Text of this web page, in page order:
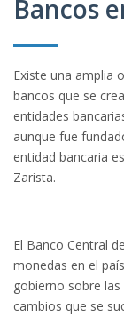
Bancos
Existe una amplia
bancos que se
entidades
aunque fue
entidad bancaria
Zarista.
El Banco Central
monedas en el
gobierno sobre
cambios que se